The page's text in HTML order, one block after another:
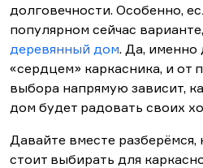
долговечности. Особенно,
популярном сейчас
деревянный дом. Да, именно
«сердцем» каркасника, и от
выбора напрямую зависит,
дом будет радовать своих
Давайте вместе
стоит выбирать для